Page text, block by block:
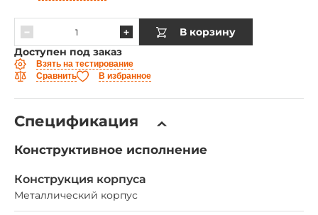
В корзину
Доступен под заказ
Взять на тестирование
Сравнить
В избранное
Спецификация
Конструктивное исполнение
Конструкция корпуса
Металлический корпус